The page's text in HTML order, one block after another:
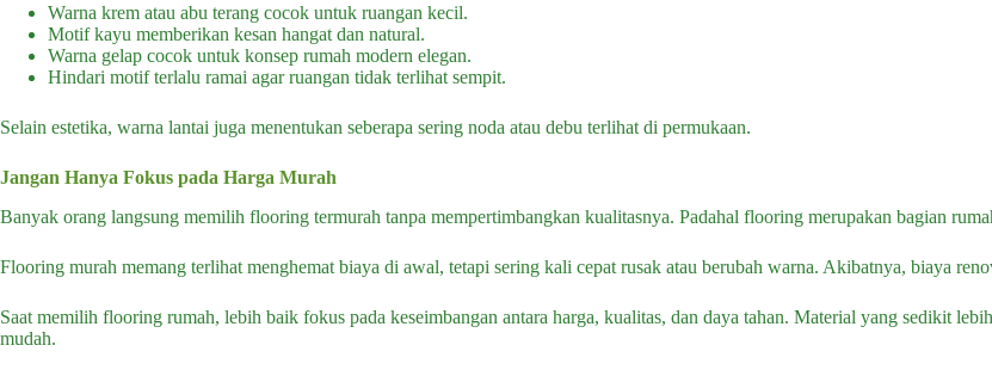
Warna krem atau abu terang cocok untuk ruangan kecil.
Motif kayu memberikan kesan hangat dan natural.
Warna gelap cocok untuk konsep rumah modern elegan.
Hindari motif terlalu ramai agar ruangan tidak terlihat sempit.
Selain estetika, warna lantai juga menentukan seberapa sering noda atau debu terlihat di permukaan.
Jangan Hanya Fokus pada Harga Murah
Banyak orang langsung memilih flooring termurah tanpa mempertimbangkan kualitasnya. Padahal flooring merupakan bagian
Flooring murah memang terlihat menghemat biaya di awal, tetapi sering kali cepat rusak atau berubah warna. Akibatnya, biaya
Saat memilih flooring rumah, lebih baik fokus pada keseimbangan antara harga, kualitas, dan daya tahan. Material yang sedikit
mudah.